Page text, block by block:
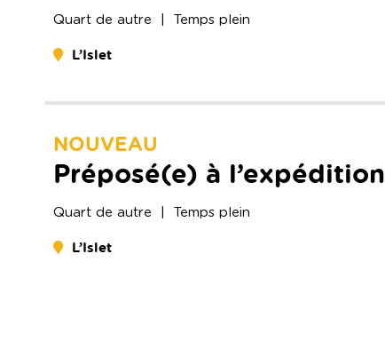
Quart de autre | Temps plein
L’Islet
NOUVEAU
Préposé(e) à l’expédition
Quart de autre | Temps plein
L’Islet